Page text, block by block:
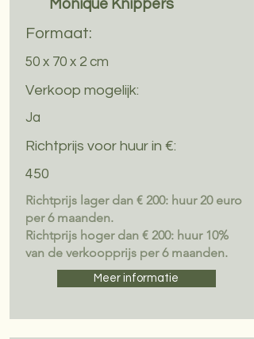
Monique Knippers
Formaat:
50 x 70 x 2 cm
Verkoop mogelijk:
Ja
Richtprijs voor huur in €:
450
Richtprijs lager dan € 200: huur 20 euro
per 6 maanden.
Richtprijs hoger dan € 200: huur 10%
van de verkoopprijs per 6 maanden.
Meer informatie